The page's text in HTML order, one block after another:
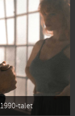
talet